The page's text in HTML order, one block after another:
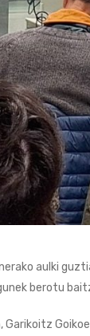
aulki
berotu
Garikoitz